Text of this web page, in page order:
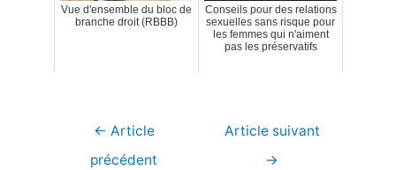
Vue d'ensemble du bloc de
branche droit (RBBB)
Conseils pour des relations
sexuelles sans risque pour
les femmes qui n'aiment
pas les préservatifs
Navigation
← Article
précédent
Article suivant
→